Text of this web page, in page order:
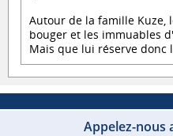
Autour de la famille Kuze,
bouger et les immuables
Mais que lui réserve donc
Appelez-nous